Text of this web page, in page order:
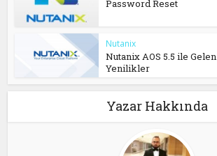
Password Reset
Nutanix
Nutanix AOS 5.5 ile Gelen
Yenilikler
Yazar Hakkında